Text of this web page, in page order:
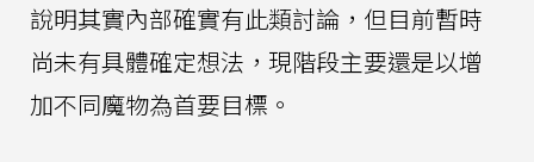
說明其實內部確實有此類討論，但目前暫時
尚未有具體確定想法，現階段主要還是以增
加不同魔物為首要目標。